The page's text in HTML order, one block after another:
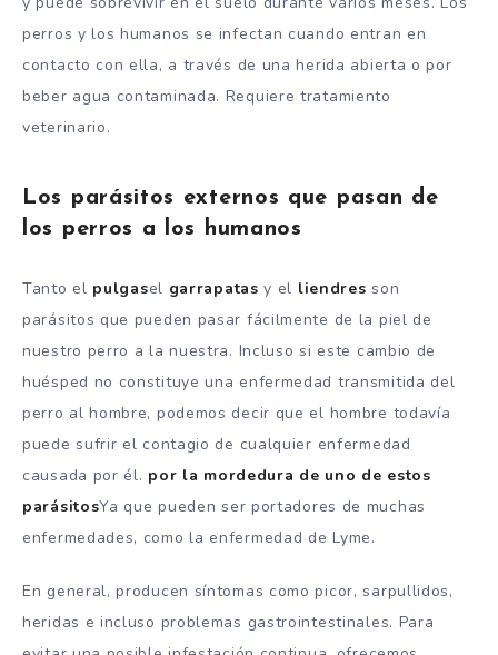
perros y los humanos se infectan cuando entran en
contacto con ella, a través de una herida abierta o por
beber agua contaminada. Requiere tratamiento
veterinario.
Los parásitos externos que pasan de
los perros a los humanos
Tanto el pulgasel garrapatas y el liendres son
parásitos que pueden pasar fácilmente de la piel de
nuestro perro a la nuestra. Incluso si este cambio de
huésped no constituye una enfermedad transmitida del
perro al hombre, podemos decir que el hombre todavía
puede sufrir el contagio de cualquier enfermedad
causada por él. por la mordedura de uno de estos
parásitosYa que pueden ser portadores de muchas
enfermedades, como la enfermedad de Lyme.
En general, producen síntomas como picor, sarpullidos,
heridas e incluso problemas gastrointestinales. Para